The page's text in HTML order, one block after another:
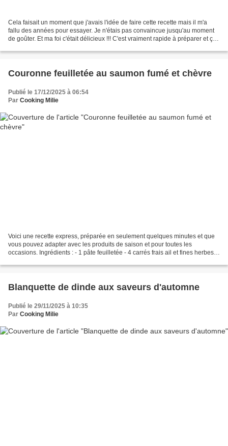
Cela faisait un moment que j'avais l'idée de faire cette recette mais il m'a
fallu des années pour essayer. Je n'étais pas convaincue jusqu'au moment
de goûter. Et ma foi c'était délicieux !!! C'est vraiment rapide à préparer et ça
Couronne feuilletée au saumon fumé et chèvre
Publié le 17/12/2025 à 06:54
Par Cooking Milie
Voici une recette express, préparée en seulement quelques minutes et que
vous pouvez adapter avec les produits de saison et pour toutes les
occasions. Ingrédients : - 1 pâte feuilletée - 4 carrés frais ail et fines herbes -
Blanquette de dinde aux saveurs d'automne
Publié le 29/11/2025 à 10:35
Par Cooking Milie